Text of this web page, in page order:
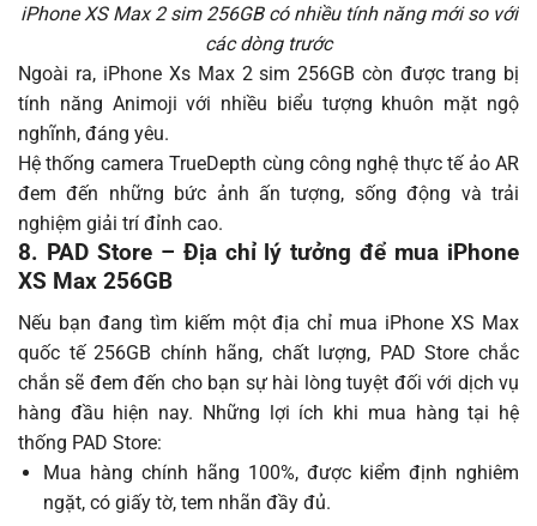
iPhone XS Max 2 sim 256GB có nhiều tính năng mới so với
các dòng trước
Ngoài ra, iPhone Xs Max 2 sim 256GB còn được trang bị
tính năng Animoji với nhiều biểu tượng khuôn mặt ngộ
nghĩnh, đáng yêu.
Hệ thống camera TrueDepth cùng công nghệ thực tế ảo AR
đem đến những bức ảnh ấn tượng, sống động và trải
nghiệm giải trí đỉnh cao.
8. PAD Store – Địa chỉ lý tưởng để mua iPhone
XS Max 256GB
Nếu bạn đang tìm kiếm một địa chỉ mua iPhone XS Max
quốc tế 256GB chính hãng, chất lượng, PAD Store chắc
chắn sẽ đem đến cho bạn sự hài lòng tuyệt đối với dịch vụ
hàng đầu hiện nay. Những lợi ích khi mua hàng tại hệ
thống PAD Store:
Mua hàng chính hãng 100%, được kiểm định nghiêm
ngặt, có giấy tờ, tem nhãn đầy đủ.